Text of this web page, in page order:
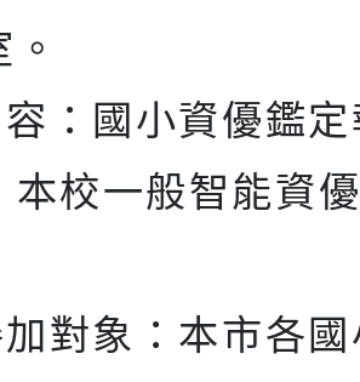
：國小資優鑑
本校一般智能資
對象：本市各